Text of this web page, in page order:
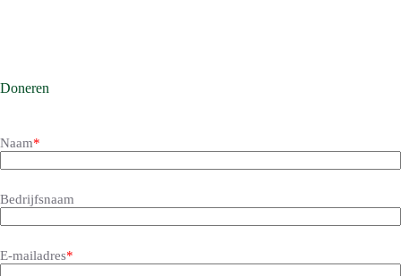
Doneren
Naam*
Bedrijfsnaam
E-mailadres*